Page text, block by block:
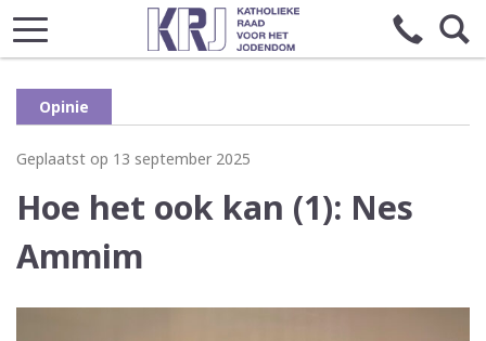
Opinie
Geplaatst op 13 september 2025
Hoe het ook kan (1): Nes
Ammim